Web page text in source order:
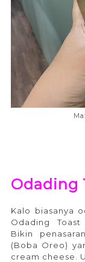
Odading
Kalo biasanya
Odading
Bikin
(Boba Oreo)
cream cheese.